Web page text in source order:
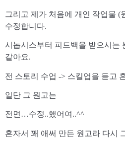
그리고 제가 처음에 개인 작업물 (
수정합니다.
시놉시스부터 피드백을 받으시는
같아요.
전 스토리 수업 -> 스킬업을 듣고
​일단 그 원고는
전면…수정..했어여..^^
혼자서 꽤 애써 만든 원고라 다시